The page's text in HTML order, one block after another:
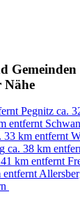
Nähe
Pegnitz ca.
entfernt
33 km entfernt
ca. 38 km
km entfernt
entfernt